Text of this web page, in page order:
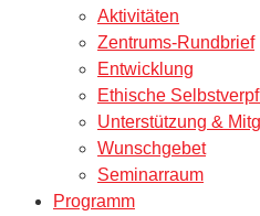
Aktivitäten
Zentrums-Rundbrief
Entwicklung
Ethische
Unterstützung &
Wunschgebet
Seminarraum
Programm